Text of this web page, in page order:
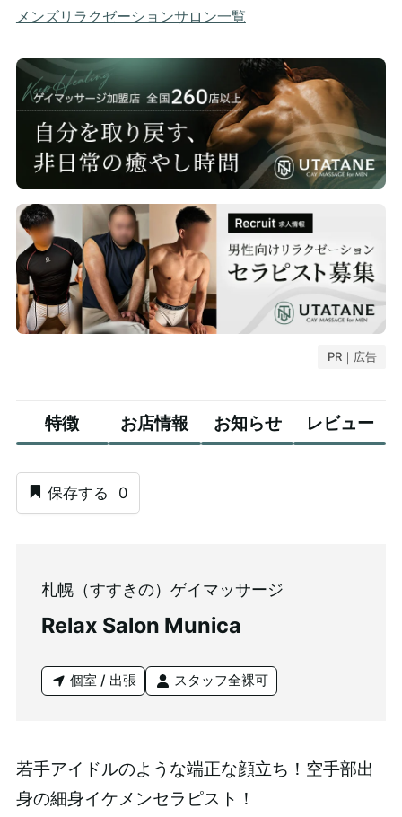
メンズリラクゼーションサロン一覧
PR｜広告
特徴 お店情報 お知らせ レビュー
保存する 0
札幌（すすきの）ゲイマッサージ
Relax Salon Munica
個室 / 出張 スタッフ全裸可
若手アイドルのような端正な顔立ち！空手部出
身の細身イケメンセラピスト！